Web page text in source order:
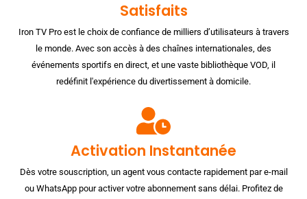
Satisfaits
Iron TV Pro est le choix de confiance de milliers d’utilisateurs à travers
le monde. Avec son accès à des chaînes internationales, des
événements sportifs en direct, et une vaste bibliothèque VOD, il
redéfinit l'expérience du divertissement à domicile.
Activation Instantanée
Dès votre souscription, un agent vous contacte rapidement par e-mail
ou WhatsApp pour activer votre abonnement sans délai. Profitez de